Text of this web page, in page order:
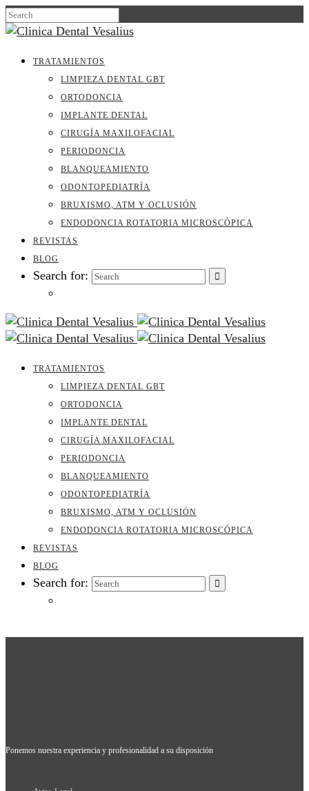
TRATAMIENTOS
LIMPIEZA DENTAL GBT
ORTODONCIA
IMPLANTE DENTAL
CIRUGÍA MAXILOFACIAL
PERIODONCIA
BLANQUEAMIENTO
ODONTOPEDIATRÍA
BRUXISMO, ATM Y OCLUSIÓN
ENDODONCIA ROTATORIA MICROSCÓPICA
REVISTAS
BLOG
Search for:
TRATAMIENTOS
LIMPIEZA DENTAL GBT
ORTODONCIA
IMPLANTE DENTAL
CIRUGÍA MAXILOFACIAL
PERIODONCIA
BLANQUEAMIENTO
ODONTOPEDIATRÍA
BRUXISMO, ATM Y OCLUSIÓN
ENDODONCIA ROTATORIA MICROSCÓPICA
REVISTAS
BLOG
Search for:
Ponemos nuestra experiencia y profesionalidad a su disposición